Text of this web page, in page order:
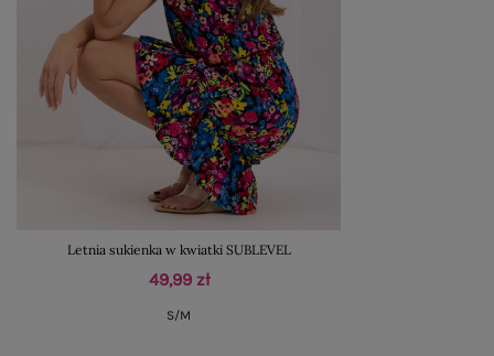
Letnia sukienka w kwiatki SUBLEVEL
49,99 zł
S/M